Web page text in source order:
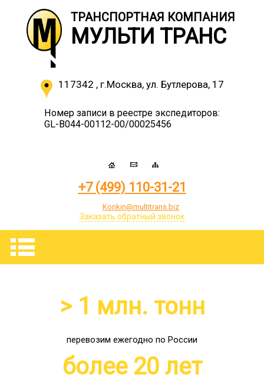
ТРАНСПОРТНАЯ КОМПАНИЯ
МУЛЬТИ ТРАНС
117342 , г.Москва, ул. Бутлерова, 17
Номер записи в реестре экспедиторов:
GL-B044-00112-00/00025456
+7 (499) 110-31-21
Konkin@multitrans.biz
Заказать обратный звонок
> 1 млн. тонн
перевозим ежегодно по России
более 20 лет